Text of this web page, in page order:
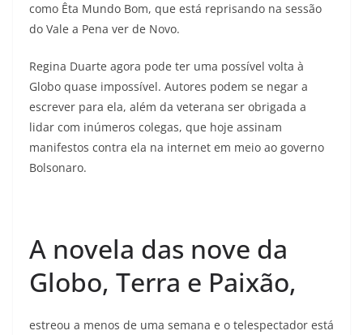
como Êta Mundo Bom, que está reprisando na sessão
do Vale a Pena ver de Novo.
Regina Duarte agora pode ter uma possível volta à
Globo quase impossível. Autores podem se negar a
escrever para ela, além da veterana ser obrigada a
lidar com inúmeros colegas, que hoje assinam
manifestos contra ela na internet em meio ao governo
Bolsonaro.
A novela das nove da
Globo, Terra e Paixão,
estreou a menos de uma semana e o telespectador está